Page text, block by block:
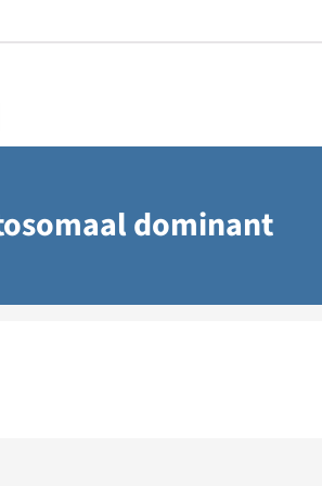
dominant